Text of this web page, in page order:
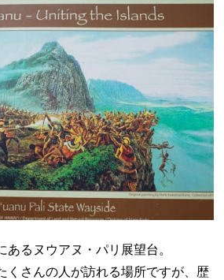
あるヌウアヌ・パリ展望台。
くさんの人が訪れる場所ですが、歴